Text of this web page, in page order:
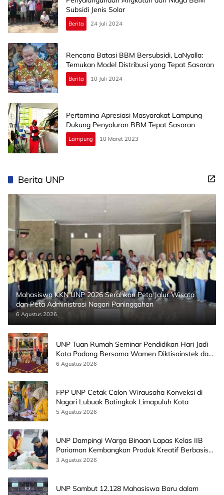
Subsidi Jenis Solar
Berita 24 Juli 2024
Rencana Batasi BBM Bersubsidi, LaNyalla:
Temukan Model Distribusi yang Tepat Sasaran
Berita 10 Juli 2024
Pertamina Apresiasi Masyarakat Lampung
Dukung Penyaluran BBM Tepat Sasaran
Lampung 10 Maret 2023
Berita UNP
Mahasiswa KKN UNP 2026 Serahkan Peta Jalur Wisata
dan Peta Administrasi Nagari Paninggahan
6 Agustus 2026
UNP Tuan Rumah Seminar Pendidikan Hari Jadi
Kota Padang Bersama Wamen Diktisainstek dan
CEO EMGS Malaysia
6 Agustus 2026
FPP UNP Cetak Calon Wirausaha Konveksi di
Nagari Lubuak Batingkok Limapuluh Kota
5 Agustus 2026
UNP Dampingi Warga Binaan Lapas Kelas IIB
Pariaman Kembangkan Produk Kreatif Berbasis
AI
3 Agustus 2026
UNP Sambut 12.128 Mahasiswa Baru dalam